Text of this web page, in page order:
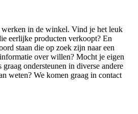
in de winkel. Vind je het leuk
eerlijke producten verkoopt? En
staan die op zoek zijn naar een
over willen? Mocht je eigen
ondersteunen in diverse andere
weten? We komen graag in contact